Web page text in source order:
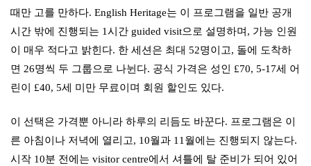
때만 고를 만하다. English Heritage는 이 프로그램을 일반 공개
시간 밖에 진행되는 1시간 guided visit으로 설명하며, 가능 인원
이 매우 적다고 밝힌다. 한 세션은 최대 52명이고, 돌에 도착하
면 26명씩 두 그룹으로 나뉜다. 공식 가격은 성인 £70, 5-17세 어
린이 £40, 5세 미만 무료이며 회원 할인도 있다.
이 선택은 가격뿐 아니라 하루의 리듬도 바꾼다. 프로그램은 이
른 아침이나 저녁에 열리고, 10월과 11월에는 진행되지 않는다.
시작 10분 전에는 visitor centre에서 셔틀에 탈 준비가 되어 있어